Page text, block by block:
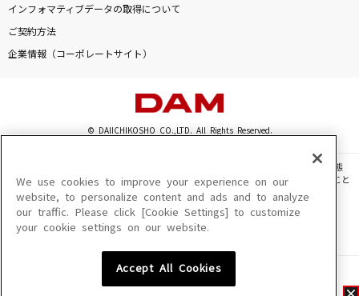
インフォマティブデータの取得について
ご契約方法
企業情報（コーポレートサイト）
© DAIICHIKOSHO CO.,LTD. All Rights Reserved.
このサイトに掲載されている一切の文章・画像・写真・動画・音声等を、手段や形態
を問わず、著作権法の定める範囲を超えて無断で複製、転載、ファイル化などすること
を禁じます。
楽曲及びコンテンツは、機種によりご利用いただけない場合があります。
楽曲及びコンテンツの配信日、配信内容が変更になる場合があります。
We use cookies to improve your experience on our
website, to personalize content and ads and to analyze
our traffic. Please click [Cookie Settings] to customize
your cookie settings on our website.
Accept All Cookies